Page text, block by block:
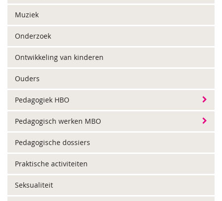
Muziek
Onderzoek
Ontwikkeling van kinderen
Ouders
Pedagogiek HBO
Pedagogisch werken MBO
Pedagogische dossiers
Praktische activiteiten
Seksualiteit